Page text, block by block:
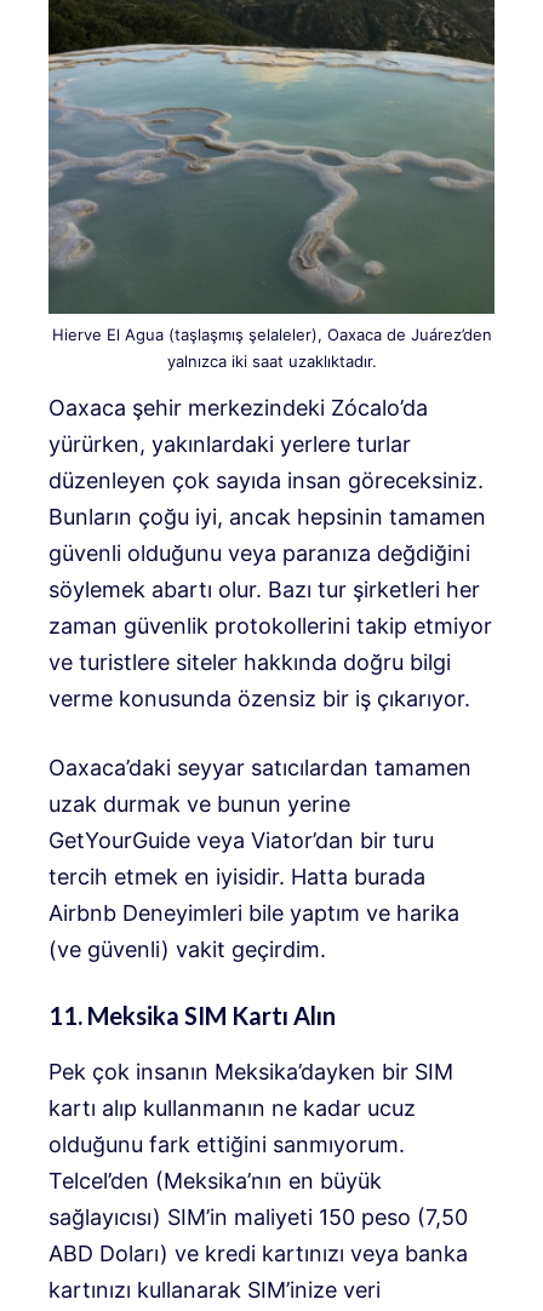
Hierve El Agua (taşlaşmış şelaleler), Oaxaca de Juárez’den
yalnızca iki saat uzaklıktadır.
Oaxaca şehir merkezindeki Zócalo’da
yürürken, yakınlardaki yerlere turlar
düzenleyen çok sayıda insan göreceksiniz.
Bunların çoğu iyi, ancak hepsinin tamamen
güvenli olduğunu veya paranıza değdiğini
söylemek abartı olur. Bazı tur şirketleri her
zaman güvenlik protokollerini takip etmiyor
ve turistlere siteler hakkında doğru bilgi
verme konusunda özensiz bir iş çıkarıyor.
Oaxaca’daki seyyar satıcılardan tamamen
uzak durmak ve bunun yerine
GetYourGuide veya Viator’dan bir turu
tercih etmek en iyisidir. Hatta burada
Airbnb Deneyimleri bile yaptım ve harika
(ve güvenli) vakit geçirdim.
11. Meksika SIM Kartı Alın
Pek çok insanın Meksika’dayken bir SIM
kartı alıp kullanmanın ne kadar ucuz
olduğunu fark ettiğini sanmıyorum.
Telcel’den (Meksika’nın en büyük
sağlayıcısı) SIM’in maliyeti 150 peso (7,50
ABD Doları) ve kredi kartınızı veya banka
kartınızı kullanarak SIM’inize veri